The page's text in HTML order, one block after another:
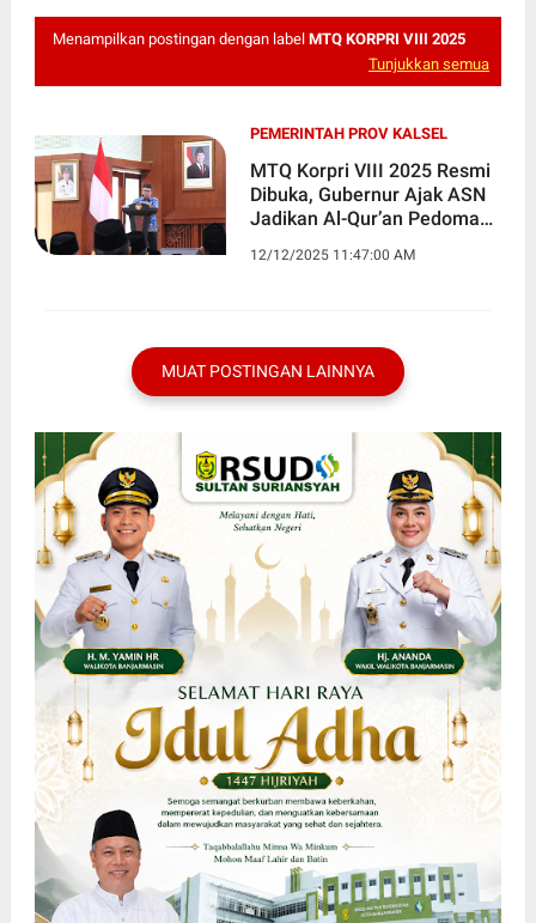
Menampilkan postingan dengan label MTQ KORPRI VIII 2025
Tunjukkan semua
PEMERINTAH PROV KALSEL
MTQ Korpri VIII 2025 Resmi
Dibuka, Gubernur Ajak ASN
Jadikan Al-Qur’an Pedoman
12/12/2025 11:47:00 AM
MUAT POSTINGAN LAINNYA